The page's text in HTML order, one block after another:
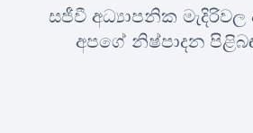
සජීවී අධ්‍යාපනික
අපගේ නිෂ්පාදන